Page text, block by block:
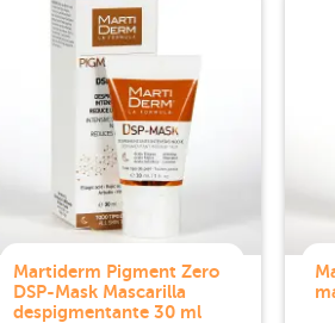
Martiderm Pigment Zero
DSP-Mask Mascarilla
despigmentante 30 ml